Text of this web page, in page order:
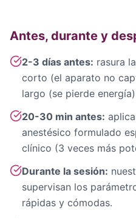
Antes, durante y
2-3 días antes: rasura
corto (el aparato no
largo (se pierde
20-30 min antes:
anestésico formulado
clínico (3 veces más
Durante la sesión:
supervisan los
rápidas y cómodas.